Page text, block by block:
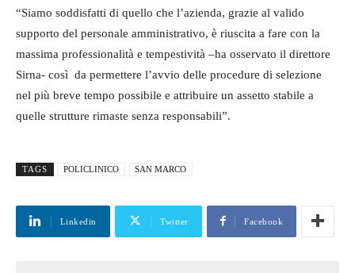
“Siamo soddisfatti di quello che l’azienda, grazie al valido
supporto del personale amministrativo, è riuscita a fare con la
massima professionalità e tempestività –ha osservato il direttore
Sirna- così da permettere l’avvio delle procedure di selezione
nel più breve tempo possibile e attribuire un assetto stabile a
quelle strutture rimaste senza responsabili”.
TAGS POLICLINICO SAN MARCO
Linkedin Twitter Facebook